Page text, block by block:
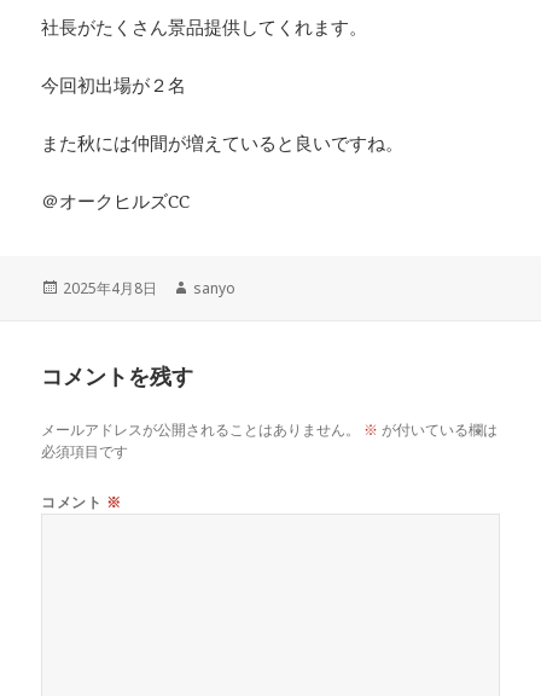
社長がたくさん景品提供してくれます。
今回初出場が２名
また秋には仲間が増えていると良いですね。
＠オークヒルズCC
投
2025年4月8日
作
sanyo
コメントを残す
メールアドレスが公開されることはありません。 ※ が付いている欄は
必須項目です
コメント ※